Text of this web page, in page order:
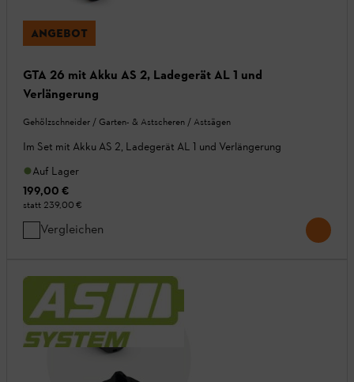
ANGEBOT
GTA 26 mit Akku AS 2, Ladegerät AL 1 und
Verlängerung
Gehölzschneider / Garten- & Astscheren / Astsägen
Im Set mit Akku AS 2, Ladegerät AL 1 und Verlängerung
Auf Lager
199,00 €
statt 239,00 €
Vergleichen